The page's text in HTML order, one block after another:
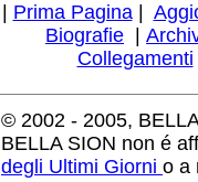
Prima Pagina|
Biografie
Collegamenti
© 2002 - 2005,
BELLA SION non é
degli Ultimi Giorni o a